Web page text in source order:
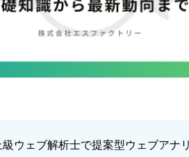
ウェブ解析士で提案型ウェブアナ